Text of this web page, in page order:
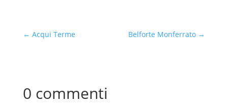
← Acqui Terme Belforte Monferrato →
0 commenti